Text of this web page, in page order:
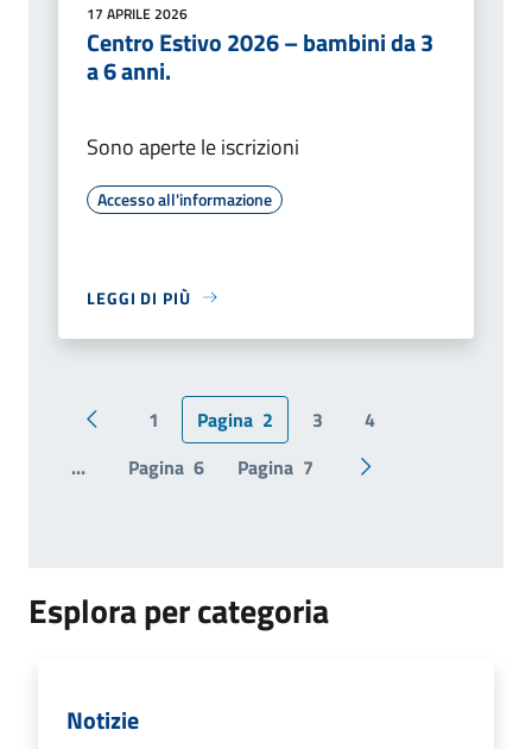
17 APRILE 2026
Centro Estivo 2026 – bambini da 3
a 6 anni.
Sono aperte le iscrizioni
Accesso all'informazione
LEGGI DI PIÙ
Pagina precedente
1 Pagina 2 3
4
...
Pagina 6 Pagina 7 Pagina successiva
Esplora per categoria
Notizie